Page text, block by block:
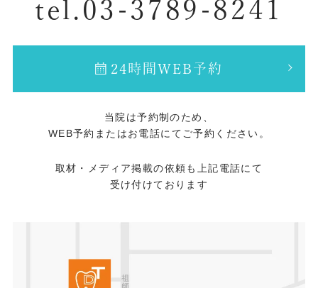
tel.03-3789-8241
24時間WEB予約
当院は予約制のため、
WEB予約またはお電話にてご予約ください。
取材・メディア掲載の依頼も上記電話にて
受け付けております